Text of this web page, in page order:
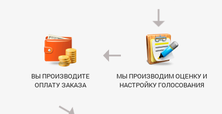
МЫ ПРОИЗВОДИМ ОЦЕНКУ И
НАСТРОЙКУ ГОЛОСОВАНИЯ
ВЫ ПРОИЗВОДИТЕ
ОПЛАТУ ЗАКАЗА